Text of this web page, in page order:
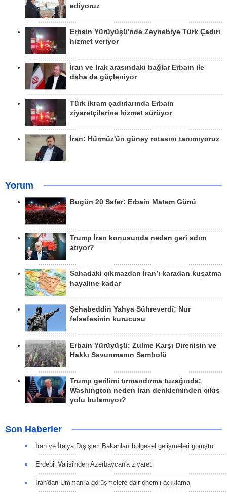
ediyoruz
Erbain Yürüyüşü'nde Zeynebiye Türk Çadırı
hizmet veriyor
İran ve Irak arasındaki bağlar Erbain ile
daha da güçleniyor
Türk ikram çadırlarında Erbain
ziyaretçilerine hizmet sürüyor
İran: Hürmüz'ün güney rotasını tanımıyoruz
Yorum
Bugün 20 Safer: Erbain Matem Günü
Trump İran konusunda neden geri adım
atıyor?
Sahadaki çıkmazdan İran’ı karadan kuşatma
hayaline kadar
Şehabeddin Yahya Sühreverdî; Nur
felsefesinin kurucusu
Erbain Yürüyüşü: Zulme Karşı Direnişin ve
Hakkı Savunmanın Sembolü
Trump gerilimi tırmandırma tuzağında:
Washington neden İran denkleminden çıkış
yolu bulamıyor?
Son Haberler
İran ve İtalya Dışişleri Bakanları bölgesel gelişmeleri görüştü
Erdebil Valisi'nden Azerbaycan'a ziyaret
İran'dan Umman'la görüşmelere dair önemli açıklama